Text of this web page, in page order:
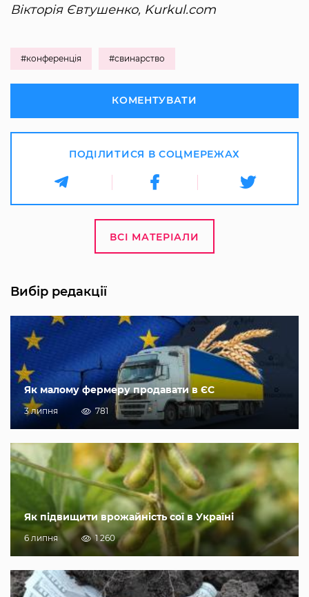
Вікторія Євтушенко, Kurkul.com
#конференція #свинарство
КОМЕНТУВАТИ
ПОДІЛИТИСЯ В СОЦМЕРЕЖАХ
ВСІ МАТЕРІАЛИ
Вибір редакції
Як малому фермеру продавати в ЄС
3 липня 781
Як підвищити врожайність сої в Україні
6 липня 1 260